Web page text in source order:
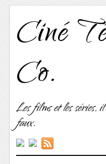
Ciné
Co.
Les films et les séries,
faux.